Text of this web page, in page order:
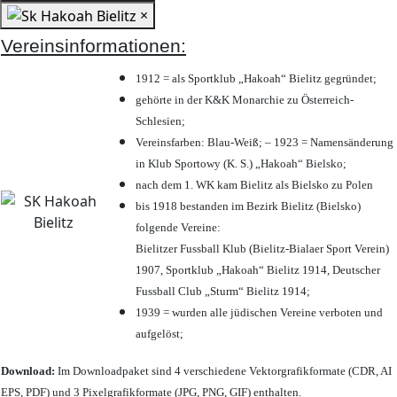
×
Vereinsinformationen:
1912 = als Sportklub „Hakoah“ Bielitz gegründet;
gehörte in der K&K Monarchie zu Österreich-
Schlesien;
Vereinsfarben: Blau-Weiß; – 1923 = Namensänderung
in Klub Sportowy (K. S.) „Hakoah“ Bielsko;
nach dem 1. WK kam Bielitz als Bielsko zu Polen
bis 1918 bestanden im Bezirk Bielitz (Bielsko)
folgende Vereine:
Bielitzer Fussball Klub (Bielitz-Bialaer Sport Verein)
1907, Sportklub „Hakoah“ Bielitz 1914, Deutscher
Fussball Club „Sturm“ Bielitz 1914;
1939 = wurden alle jüdischen Vereine verboten und
aufgelöst;
Download: Im Downloadpaket sind 4 verschiedene Vektorgrafikformate (CDR, AI
EPS, PDF) und 3 Pixelgrafikformate (JPG, PNG, GIF) enthalten.